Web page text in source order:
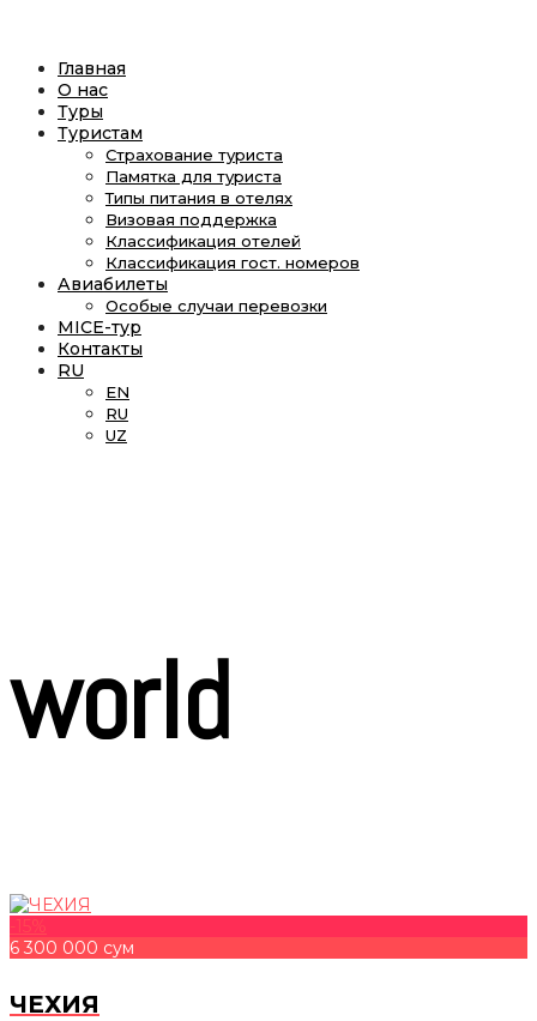
Главная
О нас
Туры
Туристам
Страхование туриста
Памятка для туриста
Типы питания в отелях
Визовая поддержка
Классификация отелей
Классификация гост. номеров
Авиабилеты
Особые случаи перевозки
MICE-тур
Контакты
RU
EN
RU
UZ
world
-15%
6 300 000 сум
ЧЕХИЯ